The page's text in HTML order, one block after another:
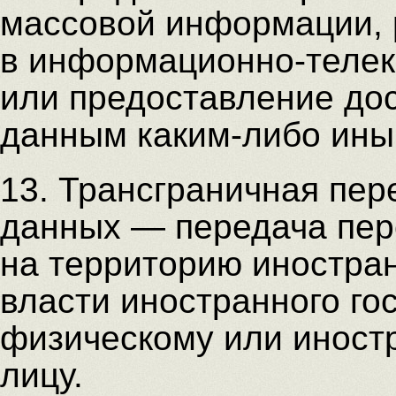
массовой
в информационно-
или предоставление
данным каким-либо
13. Трансграничная
данных — передача
на территорию
власти иностранного
физическому или
лицу.